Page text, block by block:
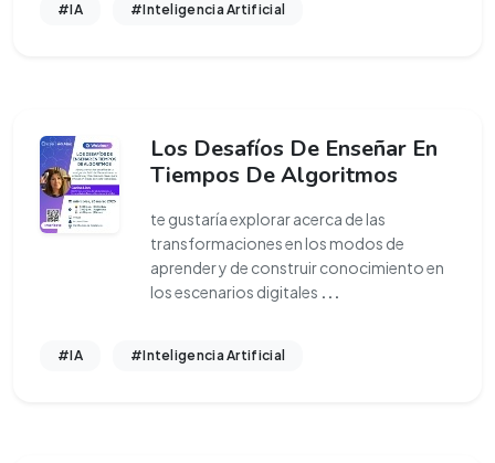
#IA #Inteligencia Artificial
Los Desafíos De Enseñar En
Tiempos De Algoritmos
te gustaría explorar acerca de las
transformaciones en los modos de
aprender y de construir conocimiento en
los escenarios digitales ...
#IA #Inteligencia Artificial